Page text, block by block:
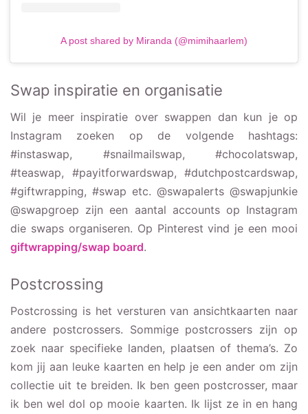
A post shared by Miranda (@mimihaarlem)
Swap inspiratie en organisatie
Wil je meer inspiratie over swappen dan kun je op
Instagram zoeken op de volgende hashtags:
#instaswap, #snailmailswap, #chocolatswap,
#teaswap, #payitforwardswap, #dutchpostcardswap,
#giftwrapping, #swap etc. @swapalerts @swapjunkie
@swapgroep zijn een aantal accounts op Instagram
die swaps organiseren. Op Pinterest vind je een mooi
giftwrapping/swap board.
Postcrossing
Postcrossing is het versturen van ansichtkaarten naar
andere postcrossers. Sommige postcrossers zijn op
zoek naar specifieke landen, plaatsen of thema’s. Zo
kom jij aan leuke kaarten en help je een ander om zijn
collectie uit te breiden. Ik ben geen postcrosser, maar
ik ben wel dol op mooie kaarten. Ik lijst ze in en hang